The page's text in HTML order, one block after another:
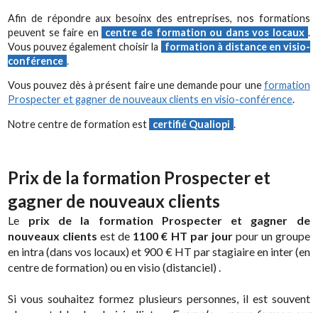
Afin de répondre aux besoinx des entreprises, nos formations
peuvent se faire en
centre de formation ou dans vos locaux .
Vous pouvez également choisir la
formation à distance en visio-
conférence .
Vous pouvez dès à présent faire une demande pour uneformation
Prospecter et gagner de nouveaux clients en visio-conférence.
Notre centre de formation est certifié Qualiopi .
Prix de la formation Prospecter et
gagner de nouveaux clients
Le prix de la formation Prospecter et gagner de
nouveaux clients est de 1100 € HT par jourpour un groupe
en intra (dans vos locaux) et 900 € HT par stagiaire en inter (en
centre de formation) ou en visio (distanciel) .
Si vous souhaitez formez plusieurs personnes, il est souvent